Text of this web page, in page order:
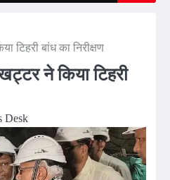
टिहरी बांध का निरीक्षण
ने किया टिहरी
Desk